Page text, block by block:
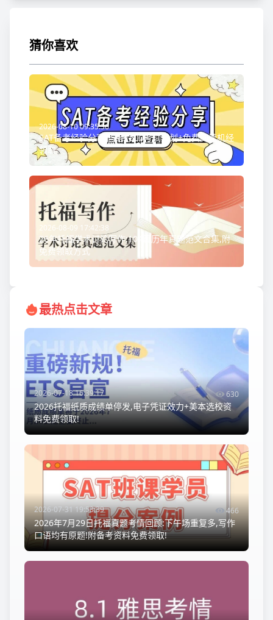
猜你喜欢
2026-08-10 09:35:36
SAT备考经验分享:首考1500考试规划+免费阅读机经
领取
2026-08-09 17:42:38
26年托福学术讨论写作:104篇历年真题范文合集,附
免费领取方式
最热点击文章
2026-07-18 16:39:17 630
2026托福纸质成绩单停发,电子凭证效力+美本选校资
料免费领取!
2026-07-31 19:53:39 466
2026年7月29日托福真题考情回顾:下午场重复多,写作
口语均有原题!附备考资料免费领取!